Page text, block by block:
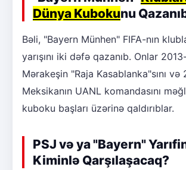
Dünya Kubokunu
Bəli, "Bayern Münhen" FIFA-nın
yarışını iki dəfə qazanıb. Onlar
Mərakeşin "Raja Kasablanka"sını
Meksikanın UANL komandasını
kuboku başları üzərinə qaldırıblar.
PSJ və ya "Bayern"
Kiminlə Qarşılaşacaq?